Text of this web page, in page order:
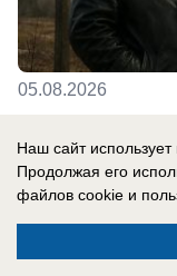
05.08.2026
В России
Новости СВО:
Киевской
Вайлдберриз
Наш сайт использует
Продолжая его
файлов cookie и